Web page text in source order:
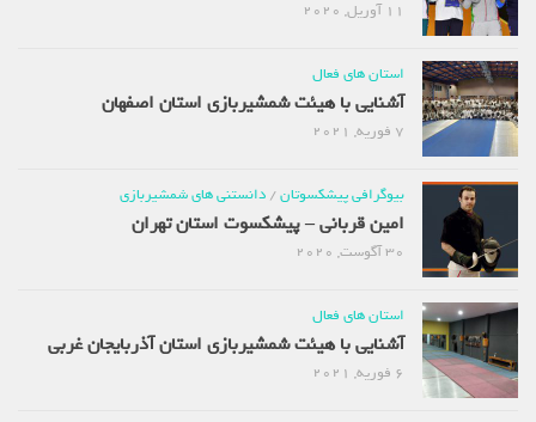
11 آوریل, 2020
استان های فعال
آشنایی با هیئت شمشیربازی استان اصفهان
7 فوریه, 2021
بیوگرافی پیشکسوتان/ دانستنی های شمشیربازی
امین قربانی – پیشکسوت استان تهران
30 آگوست, 2020
استان های فعال
آشنایی با هیئت شمشیربازی استان آذربایجان غربی
6 فوریه, 2021